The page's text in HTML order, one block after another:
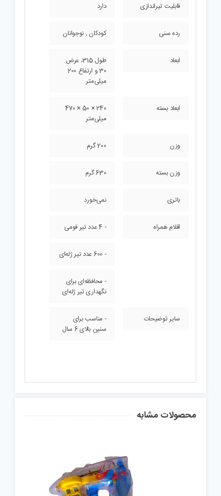
قابلیت تیراندازی دارد
رده سنی کودکان , نوجوانان
ابعاد
طول 315، عرض
30 و ارتفاع 200
میلی‌متر
ابعاد بسته
240 × 50 × 470
میلی‌متر
وزن 200 گرم
وزن بسته 630 گرم
باتری نمی‌خورد
اقلام همراه - 4 عدد تیر فومی
- 600 عدد تیر ژله‌ای
- محافظه‌ای برای
نگهداری تیر ژله‌ای
سایر توضیحات
- مناسب برای
سنین بالای 6 سال
محصولات مشابه